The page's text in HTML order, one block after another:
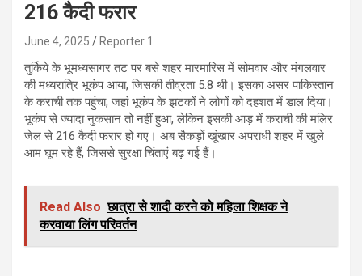
216 कैदी फरार
June 4, 2025 Reporter 1
तुर्किये के भूमध्यसागर तट पर बसे शहर मारमारिस में सोमवार और मंगलवार
की मध्यरात्रि भूकंप आया, जिसकी तीव्रता 5.8 थी। इसका असर पाकिस्तान
के कराची तक पहुंचा, जहां भूकंप के झटकों ने लोगों को दहशत में डाल दिया।
भूकंप से ज्यादा नुकसान तो नहीं हुआ, लेकिन इसकी आड़ में कराची की मलिर
जेल से 216 कैदी फरार हो गए। अब सैकड़ों खूंखार अपराधी शहर में खुले
आम घूम रहे हैं, जिससे सुरक्षा चिंताएं बढ़ गई हैं।
Read Also छात्रा से शादी करने को महिला शिक्षक ने
करवाया लिंग परिवर्तन